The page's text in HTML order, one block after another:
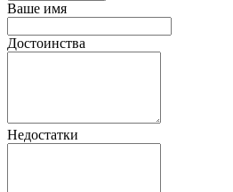
Ваше имя
Достоинства
Недостатки